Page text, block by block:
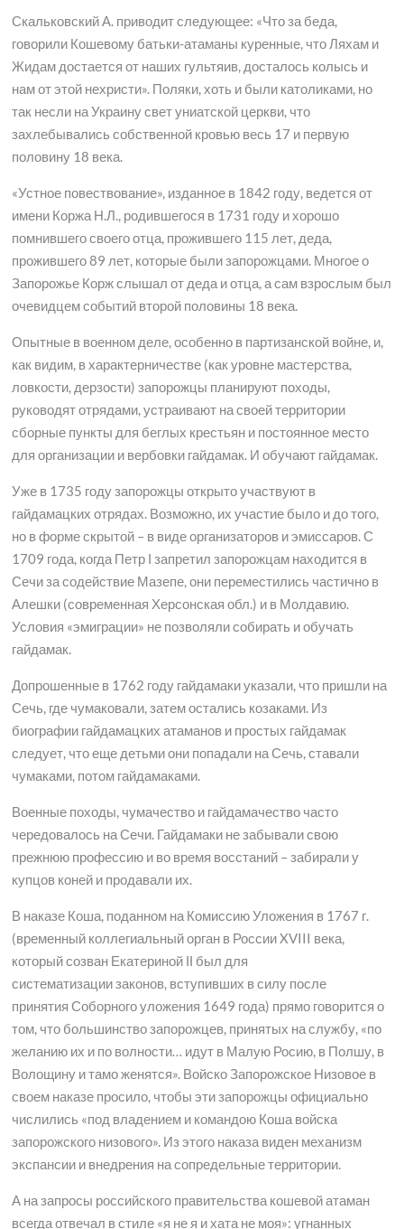
Скальковский А. приводит следующее: «Что за беда,
говорили Кошевому батьки-атаманы куренные, что Ляхам и
Жидам достается от наших гультяив, досталось колысь и
нам от этой нехристи». Поляки, хоть и были католиками, но
так несли на Украину свет униатской церкви, что
захлебывались собственной кровью весь 17 и первую
половину 18 века.
«Устное повествование», изданное в 1842 году, ведется от
имени Коржа Н.Л., родившегося в 1731 году и хорошо
помнившего своего отца, прожившего 115 лет, деда,
прожившего 89 лет, которые были запорожцами. Многое о
Запорожье Корж слышал от деда и отца, а сам взрослым был
очевидцем событий второй половины 18 века.
Опытные в военном деле, особенно в партизанской войне, и,
как видим, в характерничестве (как уровне мастерства,
ловкости, дерзости) запорожцы планируют походы,
руководят отрядами, устраивают на своей территории
сборные пункты для беглых крестьян и постоянное место
для организации и вербовки гайдамак. И обучают гайдамак.
Уже в 1735 году запорожцы открыто участвуют в
гайдамацких отрядах. Возможно, их участие было и до того,
но в форме скрытой – в виде организаторов и эмиссаров. С
1709 года, когда Петр І запретил запорожцам находится в
Сечи за содействие Мазепе, они переместились частично в
Алешки (современная Херсонская обл.) и в Молдавию.
Условия «эмиграции» не позволяли собирать и обучать
гайдамак.
Допрошенные в 1762 году гайдамаки указали, что пришли на
Сечь, где чумаковали, затем остались козаками. Из
биографии гайдамацких атаманов и простых гайдамак
следует, что еще детьми они попадали на Сечь, ставали
чумаками, потом гайдамаками.
Военные походы, чумачество и гайдамачество часто
чередовалось на Сечи. Гайдамаки не забывали свою
прежнюю профессию и во время восстаний – забирали у
купцов коней и продавали их.
В наказе Коша, поданном на Комиссию Уложения в 1767 г.
(временный коллегиальный орган в России XVIII века,
который созван Екатериной ІІ был для
систематизации законов, вступивших в силу после
принятия Соборного уложения 1649 года) прямо говорится о
том, что большинство запорожцев, принятых на службу, «по
желанию их и по волности… идут в Малую Росию, в Полшу, в
Волощину и тамо женятся». Войско Запорожское Низовое в
своем наказе просило, чтобы эти запорожцы официально
числились «под владением и командою Коша войска
запорожского низового». Из этого наказа виден механизм
экспансии и внедрения на сопредельные территории.
А на запросы российского правительства кошевой атаман
всегда отвечал в стиле «я не я и хата не моя»: угнанных